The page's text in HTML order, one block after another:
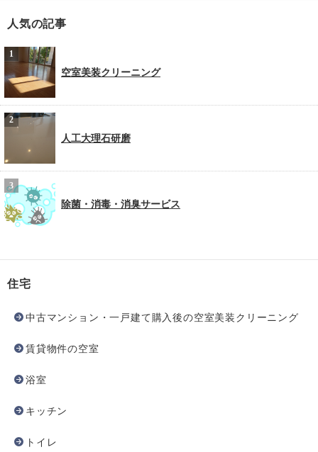
人気の記事
空室美装クリーニング
人工大理石研磨
除菌・消毒・消臭サービス
住宅
中古マンション・一戸建て購入後の空室美装クリーニング
賃貸物件の空室
浴室
キッチン
トイレ